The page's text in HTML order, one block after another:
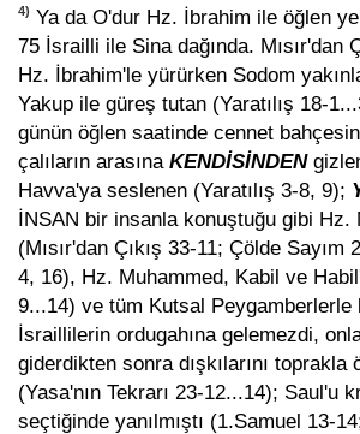
4) Ya da O'dur Hz. İbrahim ile öğlen
75 İsrailli ile Sina dağında. Mısır'dan
Hz. İbrahim'le yürürken Sodom
Yakup ile güreş tutan (Yaratılış 18-
günün öğlen saatinde cennet
çalıların arasına KENDİSİNDEN
Havva'ya seslenen (Yaratılış 3-8, 9);
İNSAN bir insanla konuştuğu gibi Hz.
(Mısır'dan Çıkış 33-11; Çölde Sayım
4, 16), Hz. Muhammed, Kabil ve
9...14) ve tüm Kutsal Peygamberlerle
İsraillilerin ordugahına gelemezdi,
giderdikten sonra dışkılarını
(Yasa'nın Tekrarı 23-12...14); Saul'u
seçtiğinde yanılmıştı (1.Samuel 13-